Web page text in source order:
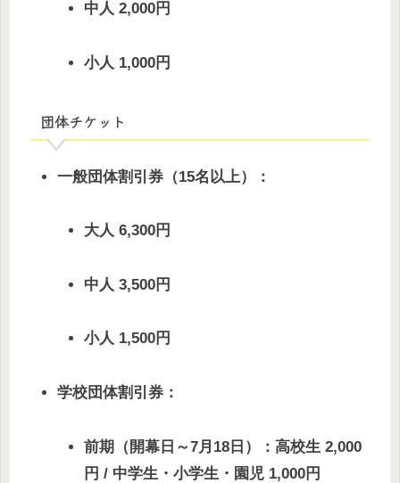
中人 2,000円
小人 1,000円
団体チケット
一般団体割引券（15名以上）：
大人 6,300円
中人 3,500円
小人 1,500円
学校団体割引券：
前期（開幕日～7月18日）：高校生 2,000
円 / 中学生・小学生・園児 1,000円